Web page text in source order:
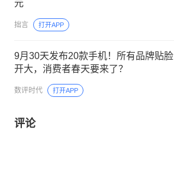
元
拙言 打开APP
9月30天发布20款手机！所有品牌贴脸
开大，消费者春天要来了？
数评时代 打开APP
评论